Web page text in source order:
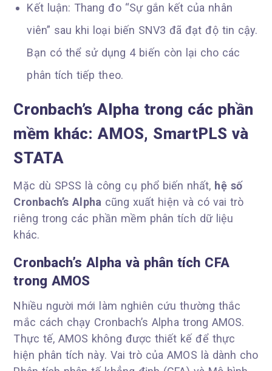
Kết luận: Thang đo “Sự gắn kết của nhân
viên” sau khi loại biến SNV3 đã đạt độ tin cậy.
Bạn có thể sử dụng 4 biến còn lại cho các
phân tích tiếp theo.
Cronbach’s Alpha trong các phần
mềm khác: AMOS, SmartPLS và
STATA
Mặc dù SPSS là công cụ phổ biến nhất, hệ số
Cronbach’s Alpha cũng xuất hiện và có vai trò
riêng trong các phần mềm phân tích dữ liệu
khác.
Cronbach’s Alpha và phân tích CFA
trong AMOS
Nhiều người mới làm nghiên cứu thường thắc
mắc cách chạy Cronbach’s Alpha trong AMOS.
Thực tế, AMOS không được thiết kế để thực
hiện phân tích này. Vai trò của AMOS là dành cho